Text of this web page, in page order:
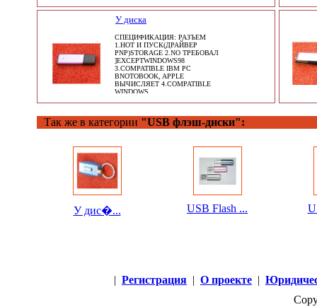
У диска
СПЕЦИФИКАЦИЯ: РАЗЪЕМ
1.HOT И ПУСК(ДРАЙВЕР
PNP)STORAGE 2.NO ТРЕБОВАЛ
]EXCEPTWINDOWS98
3.COMPATIBLE IBM PC
BNOTOBOOK, APPLE
ВЫЧИСЛЯЕТ 4.COMPATIBLE
WINDOWS
Так же в категории "USB флэш-диски":
У дис�... USB Flash ...
| Регистрация | О проекте |